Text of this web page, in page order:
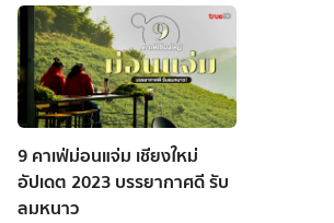
9 คาเฟ่ม่อนแจ่ม เชียงใหม่
อัปเดต 2023 บรรยากาศดี รับ
ลมหนาว